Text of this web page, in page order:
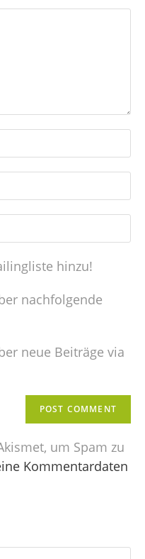
hinzu!
nachfolgende
neue Beiträge via
um Spam zu
Kommentardaten